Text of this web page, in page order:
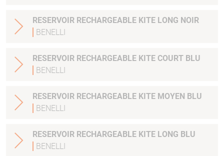
RESERVOIR RECHARGEABLE KITE LONG NOIR
BENELLI
RESERVOIR RECHARGEABLE KITE COURT BLU
BENELLI
RESERVOIR RECHARGEABLE KITE MOYEN BLU
BENELLI
RESERVOIR RECHARGEABLE KITE LONG BLU
BENELLI